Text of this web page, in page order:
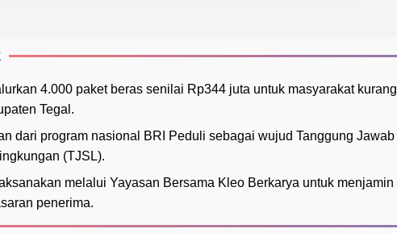
4.000 paket beras senilai Rp344 juta untuk masyarakat kurang
Tegal.
dari program nasional BRI Peduli sebagai wujud Tanggung Jawab
(TJSL).
melalui Yayasan Bersama Kleo Berkarya untuk menjamin
penerima.